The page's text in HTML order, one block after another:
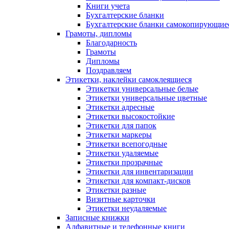
Книги учета
Бухгалтерские бланки
Бухгалтерские бланки
Грамоты, дипломы
Благодарность
Грамоты
Дипломы
Поздравляем
Этикетки, наклейки самоклеящиеся
Этикетки универсальные белые
Этикетки универсальные цветные
Этикетки адресные
Этикетки высокостойкие
Этикетки для папок
Этикетки маркеры
Этикетки всепогодные
Этикетки удаляемые
Этикетки прозрачные
Этикетки для инвентаризации
Этикетки для компакт-дисков
Этикетки разные
Визитные карточки
Этикетки неудаляемые
Записные книжки
Алфавитные и телефонные книги